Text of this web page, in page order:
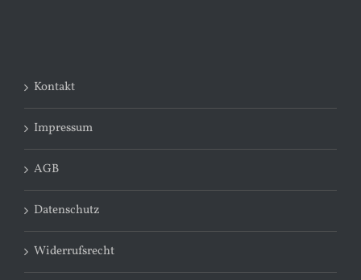
Kontakt
Impressum
AGB
Datenschutz
Widerrufsrecht